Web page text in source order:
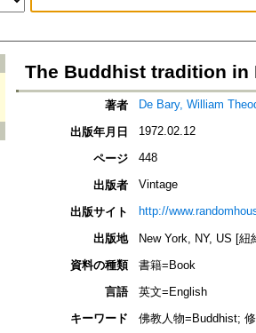
The Buddhist tradition in
著者 De Bary, William
出版年月日 1972.02.12
ページ 448
出版者 Vintage
出版サイト http://
出版地
New York, NY, US [
資料の種類
書籍=Book
言語
英文=English
キーワード
佛教人物=Buddhist;